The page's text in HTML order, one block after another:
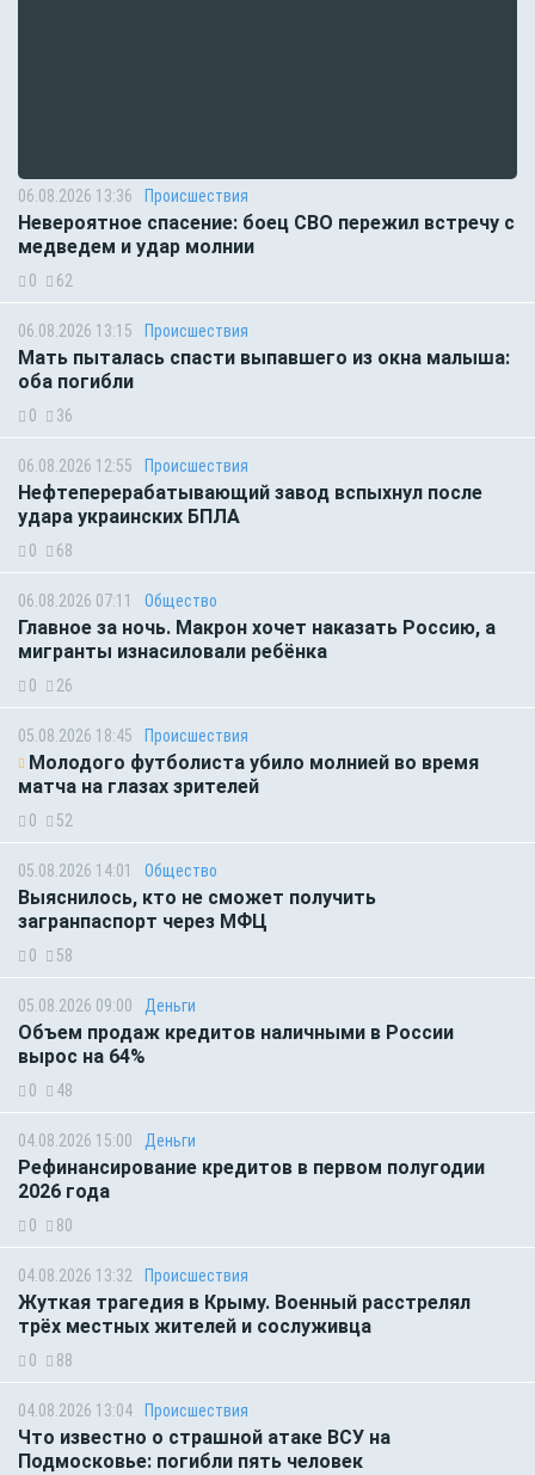
06.08.2026 13:36 Происшествия
Невероятное спасение: боец СВО пережил встречу с
медведем и удар молнии
0 62
06.08.2026 13:15 Происшествия
Мать пыталась спасти выпавшего из окна малыша:
оба погибли
0 36
06.08.2026 12:55 Происшествия
Нефтеперерабатывающий завод вспыхнул после
удара украинских БПЛА
0 68
06.08.2026 07:11 Общество
Главное за ночь. Макрон хочет наказать Россию, а
мигранты изнасиловали ребёнка
0 26
05.08.2026 18:45 Происшествия
Молодого футболиста убило молнией во время
матча на глазах зрителей
0 52
05.08.2026 14:01 Общество
Выяснилось, кто не сможет получить
загранпаспорт через МФЦ
0 58
05.08.2026 09:00 Деньги
Объем продаж кредитов наличными в России
вырос на 64%
0 48
04.08.2026 15:00 Деньги
Рефинансирование кредитов в первом полугодии
2026 года
0 80
04.08.2026 13:32 Происшествия
Жуткая трагедия в Крыму. Военный расстрелял
трёх местных жителей и сослуживца
0 88
04.08.2026 13:04 Происшествия
Что известно о страшной атаке ВСУ на
Подмосковье: погибли пять человек